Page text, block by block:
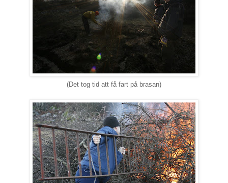
(Det tog tid att få fart på brasan)